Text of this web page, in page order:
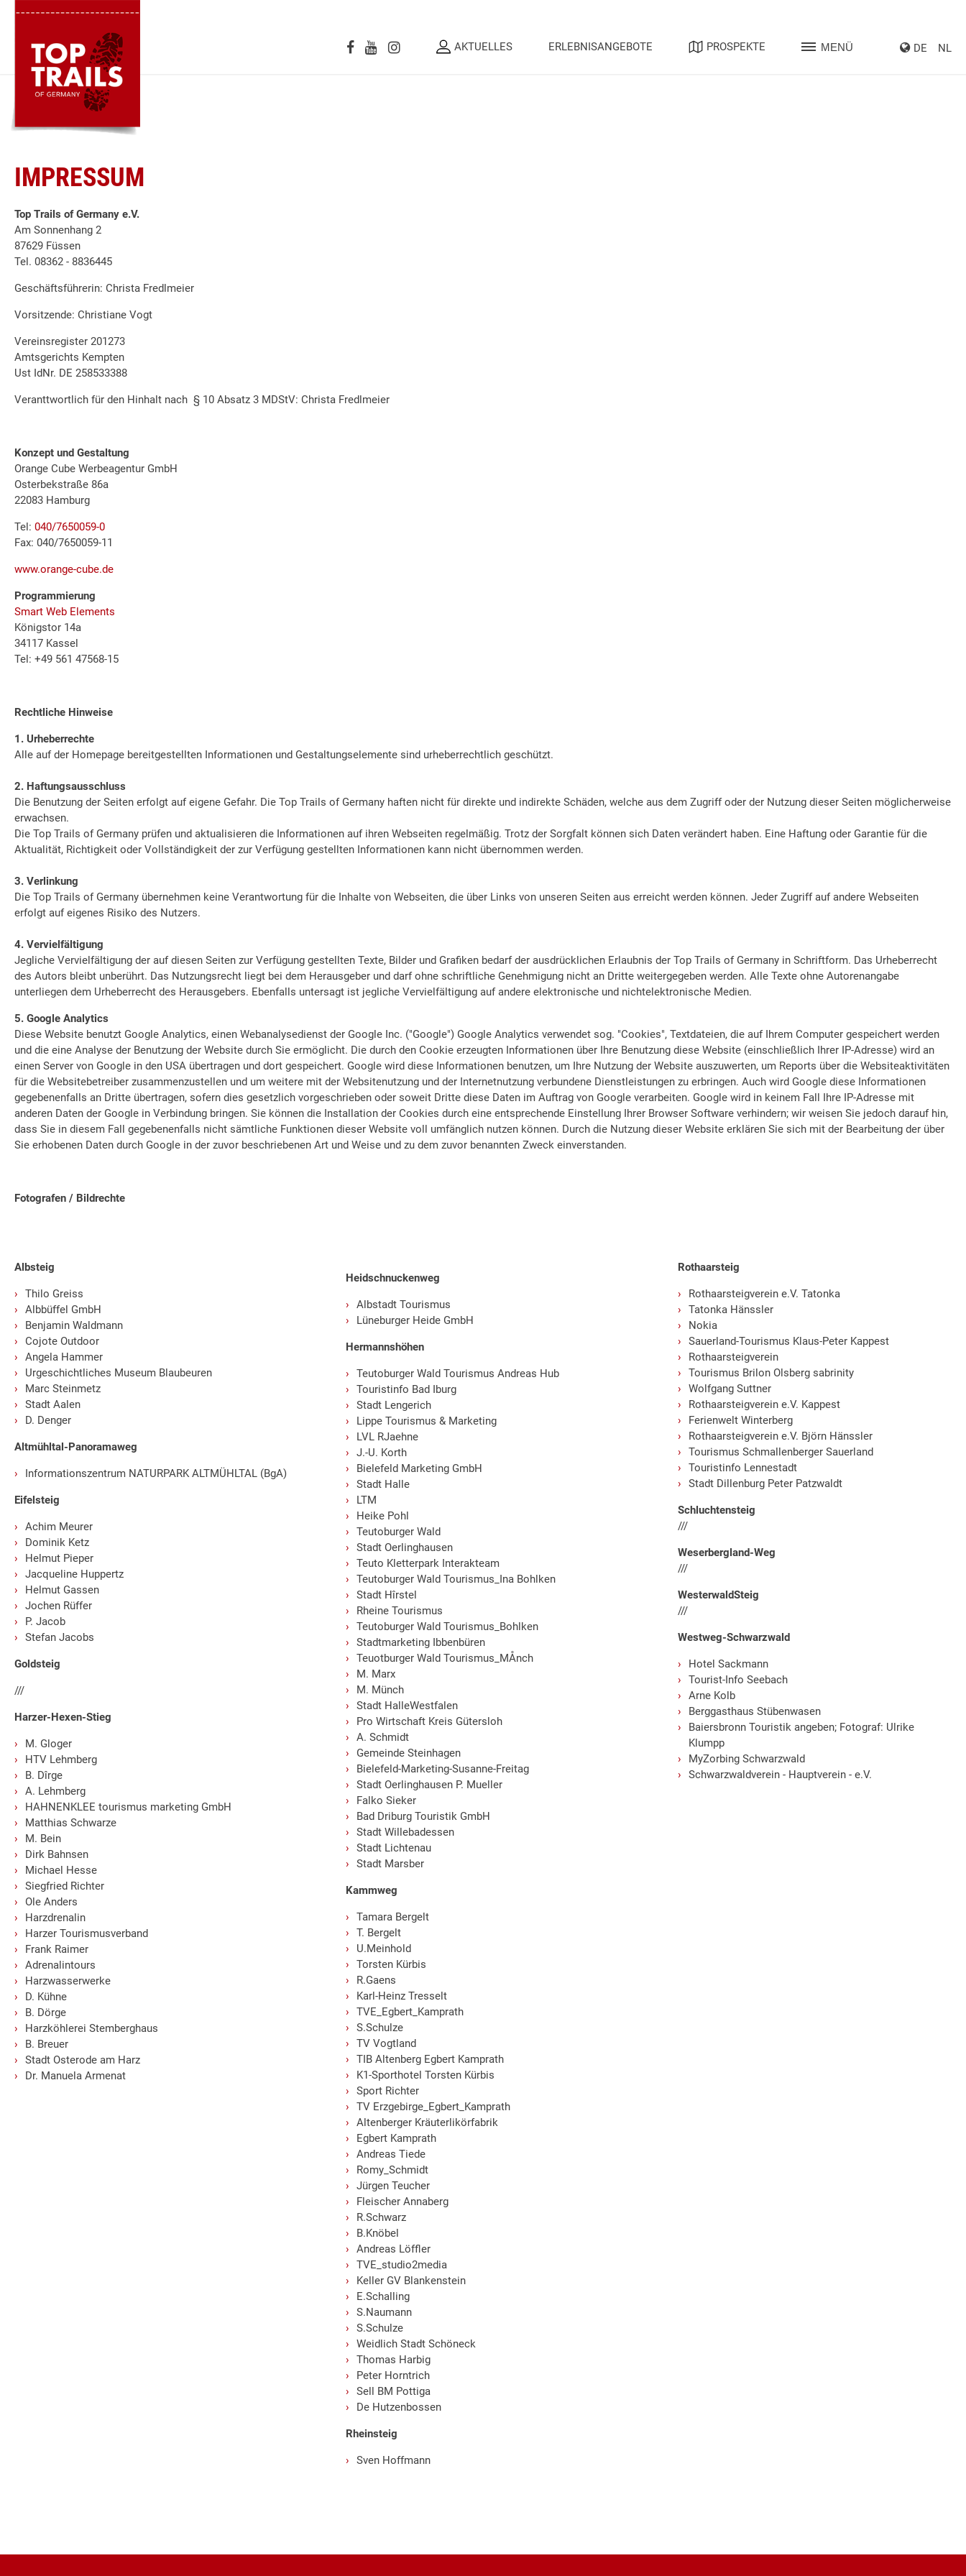
AKTUELLES ERLEBNISANGEBOTE PROSPEKTE MENÜ DE NL
IMPRESSUM
Top Trails of Germany e.V.
Am Sonnenhang 2
87629 Füssen
Tel. 08362 - 8836445
Geschäftsführerin: Christa Fredlmeier
Vorsitzende: Christiane Vogt
Vereinsregister 201273
Amtsgerichts Kempten
Ust IdNr. DE 258533388
Veranttwortlich für den Hinhalt nach § 10 Absatz 3 MDStV: Christa Fredlmeier
Konzept und Gestaltung
Orange Cube Werbeagentur GmbH
Osterbekstraße 86a
22083 Hamburg
Tel: 040/7650059-0
Fax: 040/7650059-11
www.orange-cube.de
Programmierung
Smart Web Elements
Königstor 14a
34117 Kassel
Tel: +49 561 47568-15
Rechtliche Hinweise
1. Urheberrechte
Alle auf der Homepage bereitgestellten Informationen und Gestaltungselemente sind urheberrechtlich geschützt.
2. Haftungsausschluss
Die Benutzung der Seiten erfolgt auf eigene Gefahr. Die Top Trails of Germany haften nicht für direkte und indirekte Schäden, welche aus dem Zugriff oder der Nutzung dieser Seiten möglicherweise
erwachsen.
Die Top Trails of Germany prüfen und aktualisieren die Informationen auf ihren Webseiten regelmäßig. Trotz der Sorgfalt können sich Daten verändert haben. Eine Haftung oder Garantie für die
Aktualität, Richtigkeit oder Vollständigkeit der zur Verfügung gestellten Informationen kann nicht übernommen werden.
3. Verlinkung
Die Top Trails of Germany übernehmen keine Verantwortung für die Inhalte von Webseiten, die über Links von unseren Seiten aus erreicht werden können. Jeder Zugriff auf andere Webseiten
erfolgt auf eigenes Risiko des Nutzers.
4. Vervielfältigung
Jegliche Vervielfältigung der auf diesen Seiten zur Verfügung gestellten Texte, Bilder und Grafiken bedarf der ausdrücklichen Erlaubnis der Top Trails of Germany in Schriftform. Das Urheberrecht
des Autors bleibt unberührt. Das Nutzungsrecht liegt bei dem Herausgeber und darf ohne schriftliche Genehmigung nicht an Dritte weitergegeben werden. Alle Texte ohne Autorenangabe
unterliegen dem Urheberrecht des Herausgebers. Ebenfalls untersagt ist jegliche Vervielfältigung auf andere elektronische und nichtelektronische Medien.
5. Google Analytics
Diese Website benutzt Google Analytics, einen Webanalysedienst der Google Inc. ("Google") Google Analytics verwendet sog. "Cookies", Textdateien, die auf Ihrem Computer gespeichert werden
und die eine Analyse der Benutzung der Website durch Sie ermöglicht. Die durch den Cookie erzeugten Informationen über Ihre Benutzung diese Website (einschließlich Ihrer IP-Adresse) wird an
einen Server von Google in den USA übertragen und dort gespeichert. Google wird diese Informationen benutzen, um Ihre Nutzung der Website auszuwerten, um Reports über die Websiteaktivitäten
für die Websitebetreiber zusammenzustellen und um weitere mit der Websitenutzung und der Internetnutzung verbundene Dienstleistungen zu erbringen. Auch wird Google diese Informationen
gegebenenfalls an Dritte übertragen, sofern dies gesetzlich vorgeschrieben oder soweit Dritte diese Daten im Auftrag von Google verarbeiten. Google wird in keinem Fall Ihre IP-Adresse mit
anderen Daten der Google in Verbindung bringen. Sie können die Installation der Cookies durch eine entsprechende Einstellung Ihrer Browser Software verhindern; wir weisen Sie jedoch darauf hin,
dass Sie in diesem Fall gegebenenfalls nicht sämtliche Funktionen dieser Website voll umfänglich nutzen können. Durch die Nutzung dieser Website erklären Sie sich mit der Bearbeitung der über
Sie erhobenen Daten durch Google in der zuvor beschriebenen Art und Weise und zu dem zuvor benannten Zweck einverstanden.
Fotografen / Bildrechte
Albsteig
Thilo Greiss
Albbüffel GmbH
Benjamin Waldmann
Cojote Outdoor
Angela Hammer
Urgeschichtliches Museum Blaubeuren
Marc Steinmetz
Stadt Aalen
D. Denger
Altmühltal-Panoramaweg
Informationszentrum NATURPARK ALTMÜHLTAL (BgA)
Eifelsteig
Achim Meurer
Dominik Ketz
Helmut Pieper
Jacqueline Huppertz
Helmut Gassen
Jochen Rüffer
P. Jacob
Stefan Jacobs
Goldsteig
///
Harzer-Hexen-Stieg
M. Gloger
HTV Lehmberg
B. Dîrge
A. Lehmberg
HAHNENKLEE tourismus marketing GmbH
Matthias Schwarze
M. Bein
Dirk Bahnsen
Michael Hesse
Siegfried Richter
Ole Anders
Harzdrenalin
Harzer Tourismusverband
Frank Raimer
Adrenalintours
Harzwasserwerke
D. Kühne
B. Dörge
Harzköhlerei Stemberghaus
B. Breuer
Stadt Osterode am Harz
Dr. Manuela Armenat
Heidschnuckenweg
Albstadt Tourismus
Lüneburger Heide GmbH
Hermannshöhen
Teutoburger Wald Tourismus Andreas Hub
Touristinfo Bad Iburg
Stadt Lengerich
Lippe Tourismus & Marketing
LVL RJaehne
J.-U. Korth
Bielefeld Marketing GmbH
Stadt Halle
LTM
Heike Pohl
Teutoburger Wald
Stadt Oerlinghausen
Teuto Kletterpark Interakteam
Teutoburger Wald Tourismus_Ina Bohlken
Stadt Hîrstel
Rheine Tourismus
Teutoburger Wald Tourismus_Bohlken
Stadtmarketing Ibbenbüren
Teuotburger Wald Tourismus_MÅnch
M. Marx
M. Münch
Stadt HalleWestfalen
Pro Wirtschaft Kreis Gütersloh
A. Schmidt
Gemeinde Steinhagen
Bielefeld-Marketing-Susanne-Freitag
Stadt Oerlinghausen P. Mueller
Falko Sieker
Bad Driburg Touristik GmbH
Stadt Willebadessen
Stadt Lichtenau
Stadt Marsber
Kammweg
Tamara Bergelt
T. Bergelt
U.Meinhold
Torsten Kürbis
R.Gaens
Karl-Heinz Tresselt
TVE_Egbert_Kamprath
S.Schulze
TV Vogtland
TIB Altenberg Egbert Kamprath
K1-Sporthotel Torsten Kürbis
Sport Richter
TV Erzgebirge_Egbert_Kamprath
Altenberger Kräuterlikörfabrik
Egbert Kamprath
Andreas Tiede
Romy_Schmidt
Jürgen Teucher
Fleischer Annaberg
R.Schwarz
B.Knöbel
Andreas Löffler
TVE_studio2media
Keller GV Blankenstein
E.Schalling
S.Naumann
S.Schulze
Weidlich Stadt Schöneck
Thomas Harbig
Peter Horntrich
Sell BM Pottiga
De Hutzenbossen
Rheinsteig
Sven Hoffmann
Rothaarsteig
Rothaarsteigverein e.V. Tatonka
Tatonka Hänssler
Nokia
Sauerland-Tourismus Klaus-Peter Kappest
Rothaarsteigverein
Tourismus Brilon Olsberg sabrinity
Wolfgang Suttner
Rothaarsteigverein e.V. Kappest
Ferienwelt Winterberg
Rothaarsteigverein e.V. Björn Hänssler
Tourismus Schmallenberger Sauerland
Touristinfo Lennestadt
Stadt Dillenburg Peter Patzwaldt
Schluchtensteig
///
Weserbergland-Weg
///
WesterwaldSteig
///
Westweg-Schwarzwald
Hotel Sackmann
Tourist-Info Seebach
Arne Kolb
Berggasthaus Stübenwasen
Baiersbronn Touristik angeben; Fotograf: Ulrike
Klumpp
MyZorbing Schwarzwald
Schwarzwaldverein - Hauptverein - e.V.